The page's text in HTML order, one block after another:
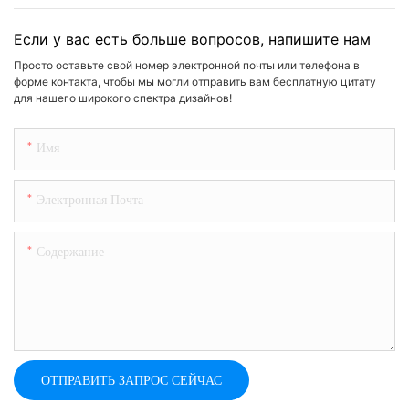
Если у вас есть больше вопросов, напишите нам
Просто оставьте свой номер электронной почты или телефона в
форме контакта, чтобы мы могли отправить вам бесплатную цитату
для нашего широкого спектра дизайнов!
Имя
Электронная Почта
Содержание
ОТПРАВИТЬ ЗАПРОС СЕЙЧАС